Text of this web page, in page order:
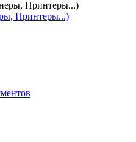
Принтеры...)